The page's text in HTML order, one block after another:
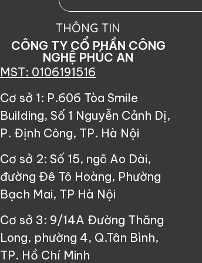
THÔNG TIN
CÔNG TY CỔ PHẦN CÔNG
NGHỆ PHÚC AN
MST: 0106191516
Cơ sở 1: P.606 Tòa Smile
Building, Số 1 Nguyễn Cảnh Dị,
P. Định Công, TP. Hà Nội
Cơ sở 2: Số 15, ngõ Ao Dài,
đường Đê Tô Hoàng, Phường
Bạch Mai, TP Hà Nội
Cơ sở 3: 9/14A Đường Thăng
Long, phường 4, Q.Tân Bình,
TP. Hồ Chí Minh